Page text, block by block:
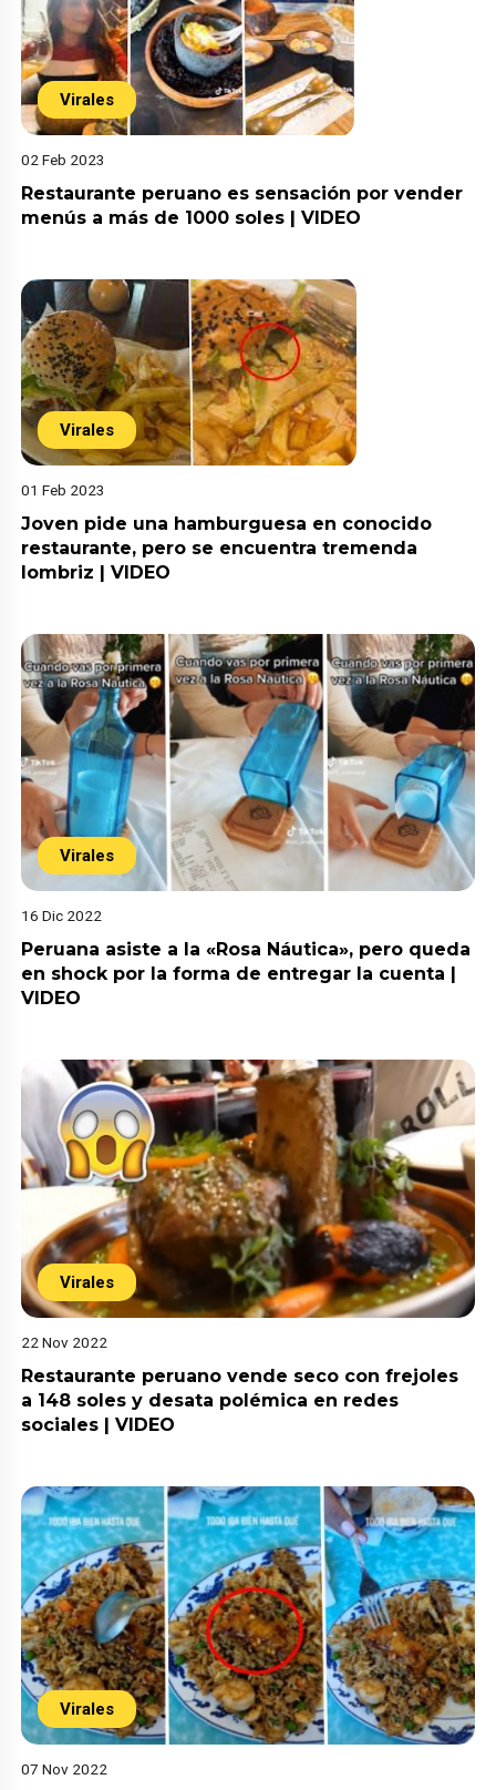
Virales
02 Feb 2023
Restaurante peruano es sensación por vender
menús a más de 1000 soles | VIDEO
Virales
01 Feb 2023
Joven pide una hamburguesa en conocido
restaurante, pero se encuentra tremenda
lombriz | VIDEO
Virales
16 Dic 2022
Peruana asiste a la «Rosa Náutica», pero queda
en shock por la forma de entregar la cuenta |
VIDEO
Virales
22 Nov 2022
Restaurante peruano vende seco con frejoles
a 148 soles y desata polémica en redes
sociales | VIDEO
Virales
07 Nov 2022